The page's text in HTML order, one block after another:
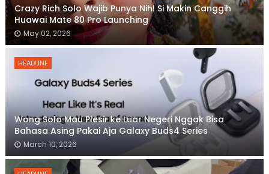
Crazy Rich Solo Wajib Punya Nih! Si Makin Canggih
Huawai Mate 80 Pro Launching
May 02, 2026
HEADLINE
Wong Solo Mau Plesir ke Luar Negeri Nggak Bisa
Bahasa Asing Pakai Aja Galaxy Buds4 Series
March 10, 2026